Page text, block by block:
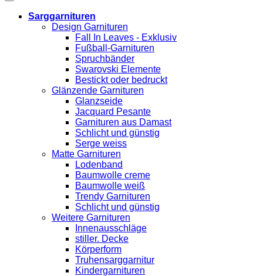
Sarggarnituren
Design Garnituren
Fall In Leaves - Exklusiv
Fußball-Garnituren
Spruchbänder
Swarovski Elemente
Bestickt oder bedruckt
Glänzende Garnituren
Glanzseide
Jacquard Pesante
Garnituren aus Damast
Schlicht und günstig
Serge weiss
Matte Garnituren
Lodenband
Baumwolle creme
Baumwolle weiß
Trendy Garnituren
Schlicht und günstig
Weitere Garnituren
Innenausschläge
stiller. Decke
Körperform
Truhensarggarnitur
Kindergarnituren